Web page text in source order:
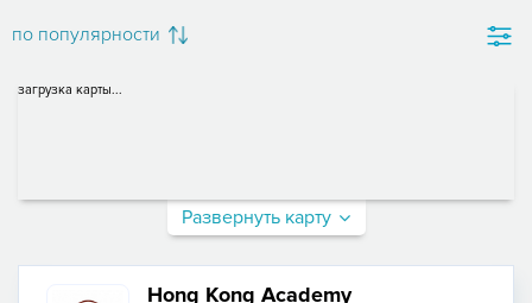
по популярности
загрузка карты...
Развернуть карту
Hong Kong Academy